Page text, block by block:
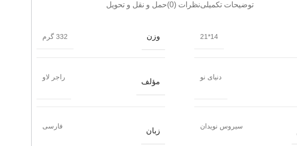
توضیحات تکمیلینظرات (0) حمل و نقل و تحویل
14*21 وزن 332 گرم
دنیای نو
مؤلف
راجر لاو
سیروس نویدان
زبان
فارسی